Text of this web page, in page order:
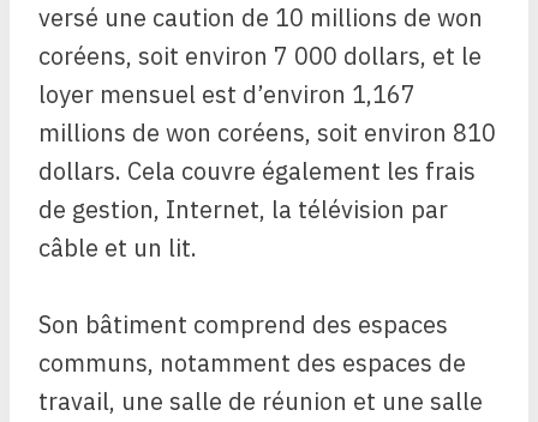
versé une caution de 10 millions de won
coréens, soit environ 7 000 dollars, et le
loyer mensuel est d’environ 1,167
millions de won coréens, soit environ 810
dollars. Cela couvre également les frais
de gestion, Internet, la télévision par
câble et un lit.
Son bâtiment comprend des espaces
communs, notamment des espaces de
travail, une salle de réunion et une salle